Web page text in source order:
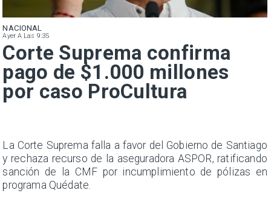
NACIONAL
Ayer A Las 9:35
Corte Suprema confirma
pago de $1.000 millones
por caso ProCultura
La Corte Suprema falla a favor del Gobierno de Santiago
y rechaza recurso de la aseguradora ASPOR, ratificando
sanción de la CMF por incumplimiento de pólizas en
programa Quédate.